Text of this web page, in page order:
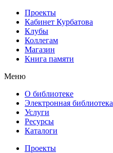
Проекты
Кабинет Курбатова
Клубы
Коллегам
Магазин
Книга памяти
Меню
О библиотеке
Электронная библиотека
Услуги
Ресурсы
Каталоги
Проекты